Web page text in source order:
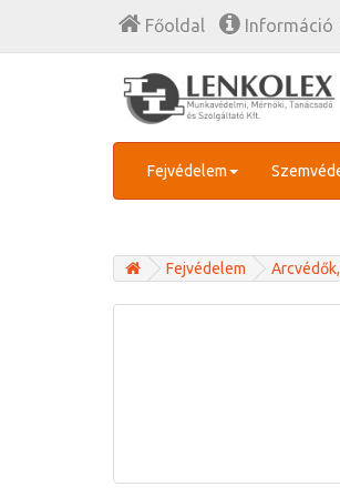
Főoldal Információ
Fejvédelem
Fejvédelem